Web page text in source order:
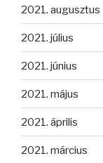
2021. augusztus
2021. július
2021. június
2021. május
2021. április
2021. március